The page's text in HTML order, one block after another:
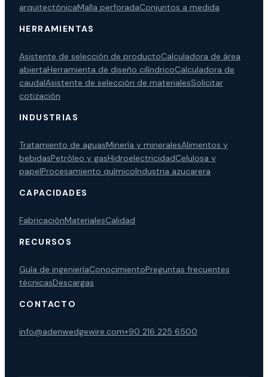
arquitectónicaMalla perforadaConjuntos a medida
HERRAMIENTAS
Asistente de selección de productoCalculadora de área
abiertaHerramienta de diseño cilíndricoCalculadora de
caudalAsistente de selección de materialesSolicitar
cotización
INDUSTRIAS
Tratamiento de aguasMinería y mineralesAlimentos y
bebidasPetróleo y gasHidroelectricidadCelulosa y
papelProcesamiento químicoIndustria azucarera
CAPACIDADES
FabricaciónMaterialesCalidad
RECURSOS
Guía de ingenieríaConocimientoPreguntas frecuentes
técnicasDescargas
CONTACTO
info@adenwedgewire.com+90 216 225 6500